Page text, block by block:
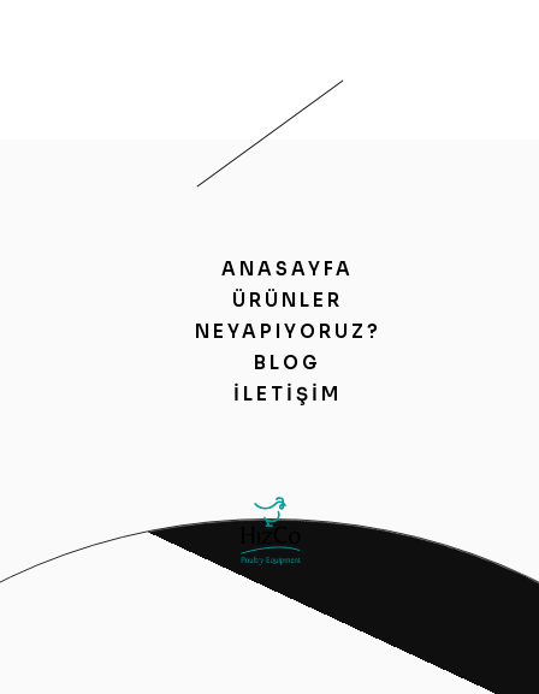
ANASAYFA
ÜRÜNLER
NEYAPIYORUZ?
BLOG
İLETIŞIM